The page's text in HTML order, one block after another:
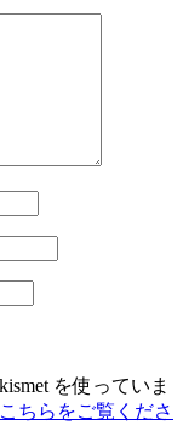
を使っていま
ちらをご覧くださ